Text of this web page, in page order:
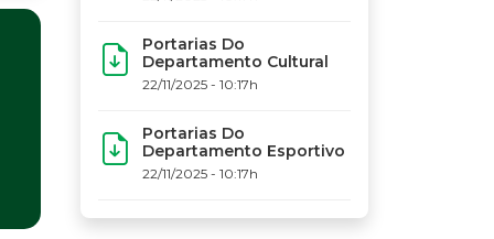
Portarias Do
Departamento Cultural
22/11/2025 - 10:17h
Portarias Do
Departamento Esportivo
22/11/2025 - 10:17h